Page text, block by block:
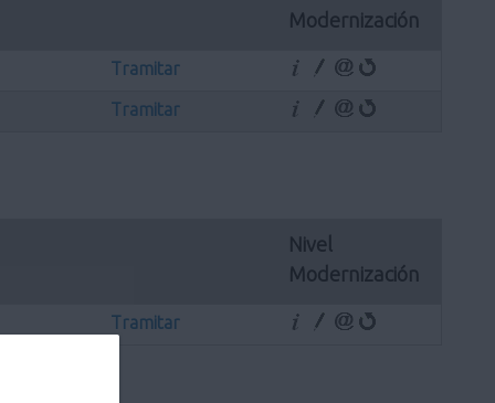
Modernización
Tramitar
Tramitar
Nivel
Modernización
Tramitar